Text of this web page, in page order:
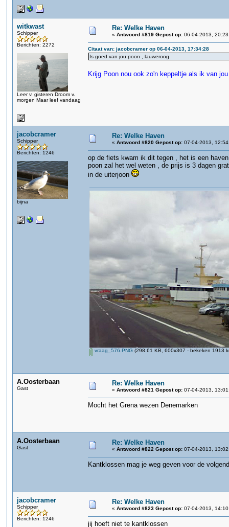
witkwast
Schipper
Berichten: 2272
Leer v. gisteren Droom v.
morgen Maar leef vandaag
Re: Welke Haven
« Antwoord #819 Gepost op:06-04-2013,
Citaat van: jacobcramer op 06-04-2013, 17:34:28
Is goed van jou poon , lauweroog
Krijg Poon nou ook zo'n keppeltje als ik van
jacobcramer
Schipper
Berichten: 1246
bijna
Re: Welke Haven
« Antwoord #820 Gepost op:07-04-2013,
op de fiets kwam ik dit tegen , het is een haven
poon zal het wel weten , de prijs is 3 dagen
in de uiterjoon
vraag_576.PNG (298.61 KB, 600x307 - bekeken 1913
A.Oosterbaan
Gast
Re: Welke Haven
« Antwoord #821 Gepost op:07-04-2013,
Mocht het Grena wezen Denemarken
A.Oosterbaan
Gast
Re: Welke Haven
« Antwoord #822 Gepost op:07-04-2013,
Kantklossen mag je weg geven voor de
jacobcramer
Schipper
Berichten: 1246
Re: Welke Haven
« Antwoord #823 Gepost op:07-04-2013,
jij hoeft niet te kantklossen